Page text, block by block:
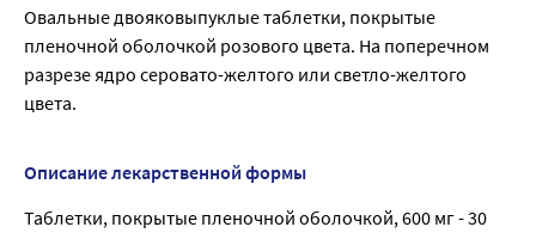
Овальные двояковыпуклые таблетки, покрытые
пленочной оболочкой розового цвета. На поперечном
разрезе ядро серовато-желтого или светло-желтого
цвета.
Описание лекарственной формы
Таблетки, покрытые пленочной оболочкой, 600 мг - 30